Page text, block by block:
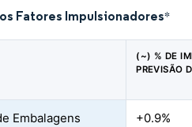
Fatores Impulsionadores*
(~) % DE
PREVISÃO
Embalagens
+0.9%